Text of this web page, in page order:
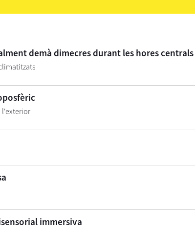
demà dimecres durant les hores
l'exterior
immersiva